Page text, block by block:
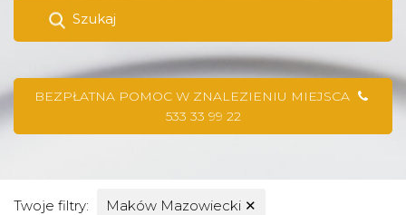
Szukaj
BEZPŁATNA POMOC W ZNALEZIENIU MIEJSCA
533 33 99 22
Twoje filtry: Maków Mazowiecki ✕